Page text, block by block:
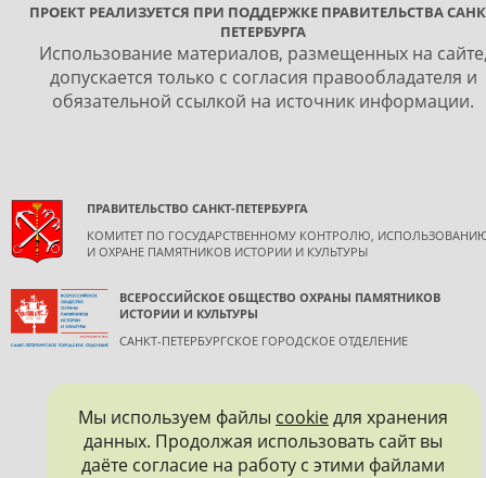
ПРОЕКТ РЕАЛИЗУЕТСЯ ПРИ ПОДДЕРЖКЕ ПРАВИТЕЛЬСТВА
ПЕТЕРБУРГА
Использование материалов, размещенных на
допускается только с согласия правообладателя и
обязательной ссылкой на источник информации.
ПРАВИТЕЛЬСТВО САНКТ-ПЕТЕРБУРГА
КОМИТЕТ ПО ГОСУДАРСТВЕННОМУ КОНТРОЛЮ,
И ОХРАНЕ ПАМЯТНИКОВ ИСТОРИИ И КУЛЬТУРЫ
ВСЕРОССИЙСКОЕ ОБЩЕСТВО ОХРАНЫ ПАМЯТНИКОВ
ИСТОРИИ И КУЛЬТУРЫ
САНКТ-ПЕТЕРБУРГСКОЕ ГОРОДСКОЕ ОТДЕЛЕНИЕ
Мы используем файлы cookieдля хранения
данных. Продолжая использовать сайт вы
даёте согласие на работу с этими файлами